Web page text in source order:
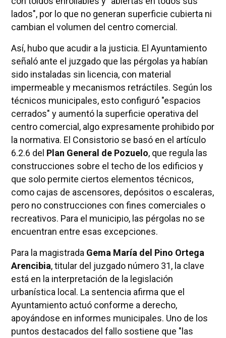
lados", por lo que no generan superficie cubierta ni
cambian el volumen del centro comercial.
Así, hubo que acudir a la justicia. El Ayuntamiento
señaló ante el juzgado que las pérgolas ya habían
sido instaladas sin licencia, con material
impermeable y mecanismos retráctiles. Según los
técnicos municipales, esto configuró "espacios
cerrados" y aumentó la superficie operativa del
centro comercial, algo expresamente prohibido por
la normativa. El Consistorio se basó en el artículo
6.2.6 del Plan General de Pozuelo, que regula las
construcciones sobre el techo de los edificios y
que solo permite ciertos elementos técnicos,
como cajas de ascensores, depósitos o escaleras,
pero no construcciones con fines comerciales o
recreativos. Para el municipio, las pérgolas no se
encuentran entre esas excepciones.
Para la magistrada Gema María del Pino Ortega
Arencibia, titular del juzgado número 31, la clave
está en la interpretación de la legislación
urbanística local. La sentencia afirma que el
Ayuntamiento actuó conforme a derecho,
apoyándose en informes municipales. Uno de los
puntos destacados del fallo sostiene que "las